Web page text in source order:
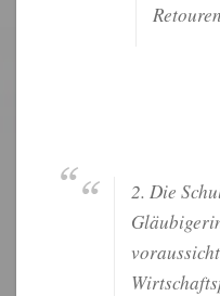
2. Die